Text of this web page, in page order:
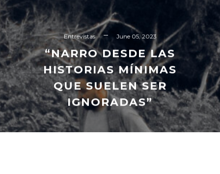
Entrevistas June 05, 2023
“NARRO DESDE LAS
HISTORIAS MÍNIMAS
QUE SUELEN SER
IGNORADAS”